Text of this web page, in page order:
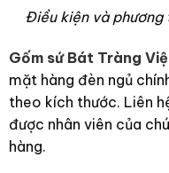
Điều kiện và
Gốm sứ Bát Tràng
mặt hàng đèn ngủ
theo kích thước. Liên
được nhân viên của
hàng.